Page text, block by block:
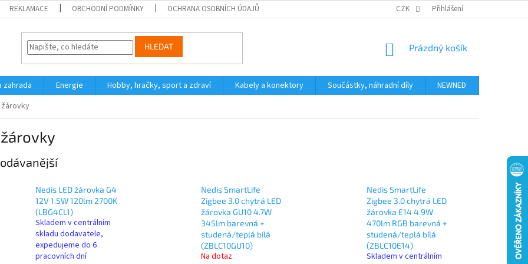
REKLAMACE OBCHODNÍ PODMÍNKY OCHRANA OSOBNÍCH ÚDAJŮ CZK Přihlášení
HLEDAT
NÁKUPNÍ
Prázdný košík
zahrada Energie Hobby, hračky, sport a zdraví Kabely a konektory Součástky, náhradní díly NEWNED
žárovky
žárovky
Nedis LED žárovka G4
12V 1.5W 120lm 2700K
(LBG4CL1)
Skladem v centrálním
skladu dodavatele,
expedujeme do 6
pracovních dní
Nedis SmartLife
Zigbee 3.0 chytrá LED
žárovka GU10 4.7W
345lm barevná +
studená/teplá bílá
(ZBLC10GU10)
Na dotaz
Nedis SmartLife
Zigbee 3.0 chytrá LED
žárovka E14 4.9W
470lm RGB barevná +
studená/teplá bílá
(ZBLC10E14)
Skladem v centrálním